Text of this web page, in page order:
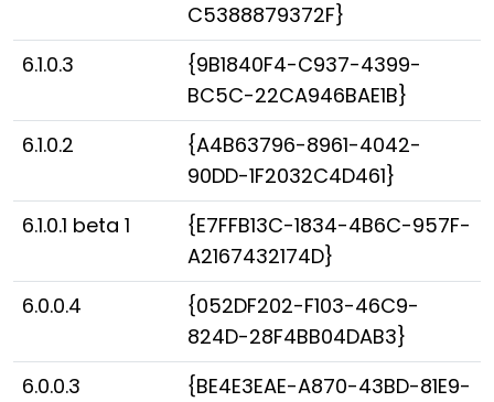
C5388879372F}
6.1.0.3
{9B1840F4-C937-4399-
BC5C-22CA946BAE1B}
6.1.0.2
{A4B63796-8961-4042-
90DD-1F2032C4D461}
6.1.0.1 beta 1
{E7FFB13C-1834-4B6C-957F-
A2167432174D}
6.0.0.4
{052DF202-F103-46C9-
824D-28F4BB04DAB3}
6.0.0.3
{BE4E3EAE-A870-43BD-81E9-